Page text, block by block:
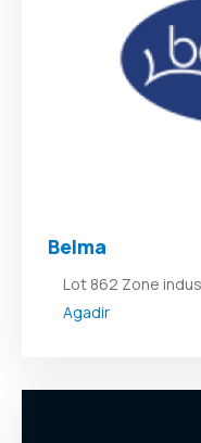
Belma
Lot 862 Zone
Agadir